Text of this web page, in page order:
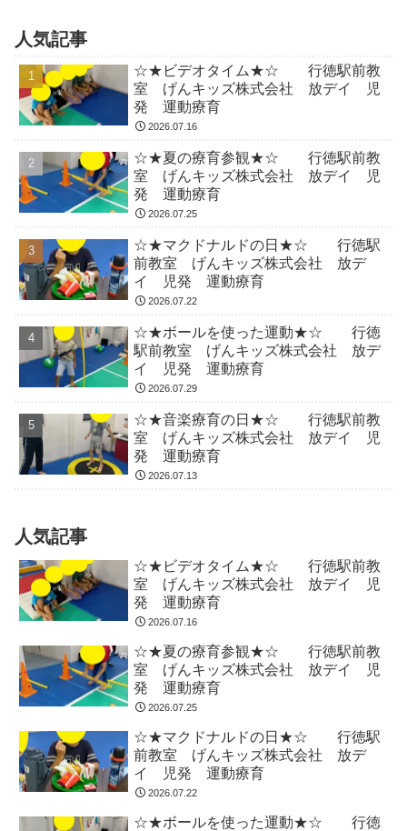
人気記事
☆★ビデオタイム★☆ 行徳駅前教
室 げんキッズ株式会社 放デイ 児
発 運動療育
2026.07.16
☆★夏の療育参観★☆ 行徳駅前教
室 げんキッズ株式会社 放デイ 児
発 運動療育
2026.07.25
☆★マクドナルドの日★☆ 行徳駅
前教室 げんキッズ株式会社 放デ
イ 児発 運動療育
2026.07.22
☆★ボールを使った運動★☆ 行徳
駅前教室 げんキッズ株式会社 放デ
イ 児発 運動療育
2026.07.29
☆★音楽療育の日★☆ 行徳駅前教
室 げんキッズ株式会社 放デイ 児
発 運動療育
2026.07.13
人気記事
☆★ビデオタイム★☆ 行徳駅前教
室 げんキッズ株式会社 放デイ 児
発 運動療育
2026.07.16
☆★夏の療育参観★☆ 行徳駅前教
室 げんキッズ株式会社 放デイ 児
発 運動療育
2026.07.25
☆★マクドナルドの日★☆ 行徳駅
前教室 げんキッズ株式会社 放デ
イ 児発 運動療育
2026.07.22
☆★ボールを使った運動★☆ 行徳